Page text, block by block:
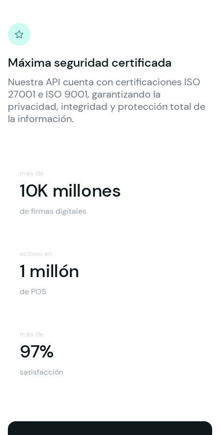
Máxima seguridad certificada
Nuestra API cuenta con certificaciones ISO
27001 e ISO 9001, garantizando la
privacidad, integridad y protección total de
la información.
más de
10K millones10K
de firmas digitales
activos en
1 millón
de POS
más de
97%97%
satisfacción